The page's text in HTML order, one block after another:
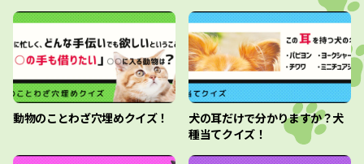
動物のことわざ穴埋めクイズ！
犬の耳だけで分かりますか？犬
種当てクイズ！